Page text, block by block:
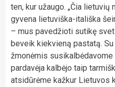
ten, kur užaugo. „Čia
gyvena lietuviška-itališka
– mus pavedžioti sutikę
beveik kiekvieną pastatą.
žmonėmis
pardavėja kalbėjo taip
atsidūrėme kažkur Lietuvos